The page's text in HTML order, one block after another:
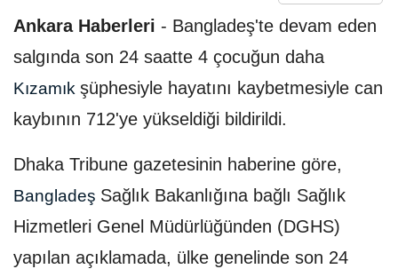
Ankara Haberleri - Bangladeş'te devam eden
salgında son 24 saatte 4 çocuğun daha
Kızamık şüphesiyle hayatını kaybetmesiyle can
kaybının 712'ye yükseldiği bildirildi.
Dhaka Tribune gazetesinin haberine göre,
Bangladeş Sağlık Bakanlığına bağlı Sağlık
Hizmetleri Genel Müdürlüğünden (DGHS)
yapılan açıklamada, ülke genelinde son 24